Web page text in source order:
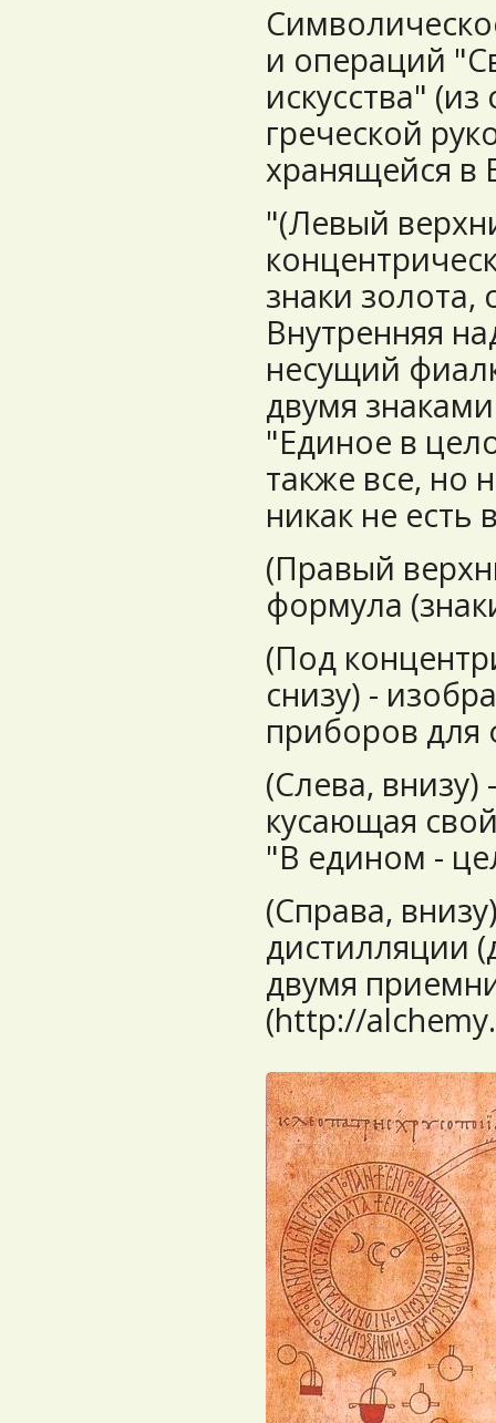
и операций
искусства"
греческой
хранящейся в
"(Левый
знаки золота,
Внутренняя
несущий
двумя
"Единое в
также все, но
никак не есть
(Правый
формула
(Под
снизу) -
приборов для
(Слева, внизу)
кусающая
"В едином -
(Справа,
дистилляции
двумя
(http://